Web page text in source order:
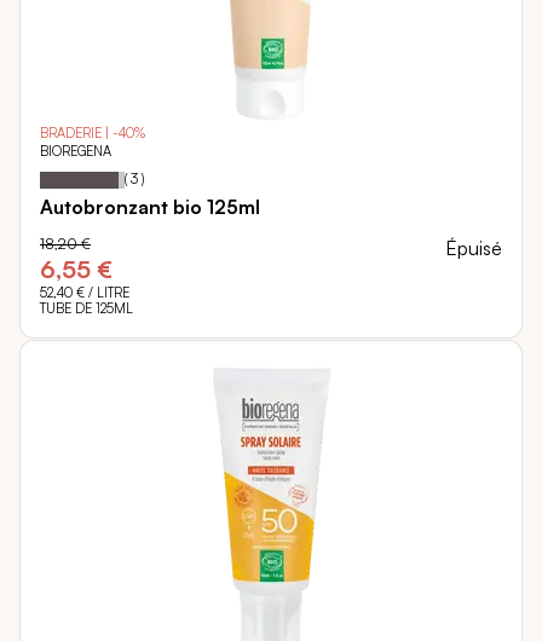
BRADERIE | -40%
BIOREGENA
Notation: 93
% of
( 3 )
Autobronzant bio 125ml
6,55 €
18,20 €
52,40 € / LITRE
TUBE DE 125ML
Épuisé